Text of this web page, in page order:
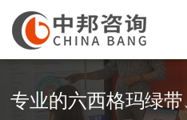
专业的六西格玛绿